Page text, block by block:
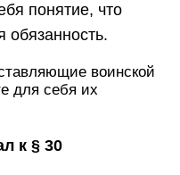
понятие, что
обязанность.
воинской
для себя их
к § 30